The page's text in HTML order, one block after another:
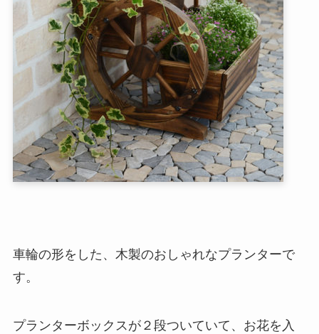
車輪の形をした、木製のおしゃれなプランターで
す。
プランターボックスが２段ついていて、お花を入